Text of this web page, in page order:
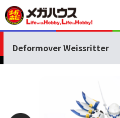
Deformover Weissritter